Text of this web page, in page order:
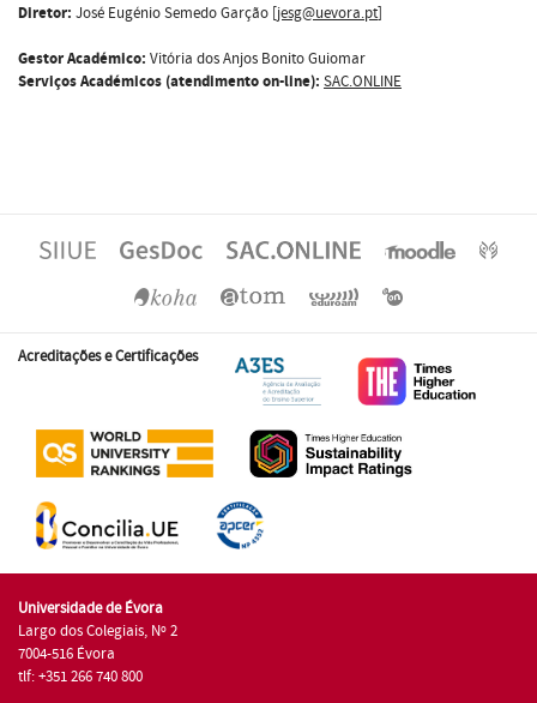
Diretor: José Eugénio Semedo Garção [jesg@uevora.pt]
Gestor Académico: Vitória dos Anjos Bonito Guiomar
Serviços Académicos (atendimento on-line): SAC.ONLINE
Acreditações e Certificações
Universidade de Évora
Largo dos Colegiais, Nº 2
7004-516 Évora
tlf: +351 266 740 800